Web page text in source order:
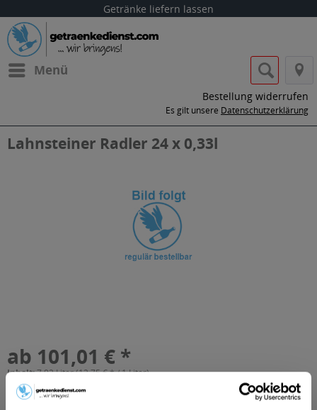
Getränke liefern lassen
Menü
Bestellung widerrufen
Es gilt unsere Datenschutzerklärung
Lahnsteiner Radler 24 x 0,33l
ab 101,01 € *
Inhalt:7.92 Liter (12,75 € * / 1 Liter)
inkl. MwSt.ggf. zzgl. Erschwerniszuschlag
Vorrätig